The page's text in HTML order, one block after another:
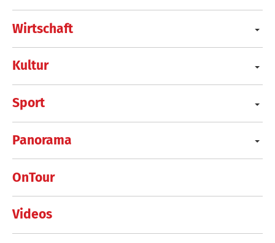
Wirtschaft
Kultur
Sport
Panorama
OnTour
Videos